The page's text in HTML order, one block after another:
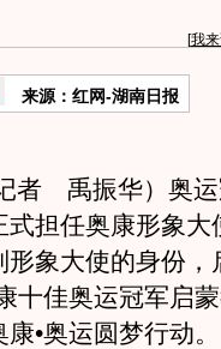
[我
来源：红网-湖南日报
禹振华）奥运
担任奥康形象大
象大使的身份，
十佳奥运冠军启
•奥运圆梦行动。